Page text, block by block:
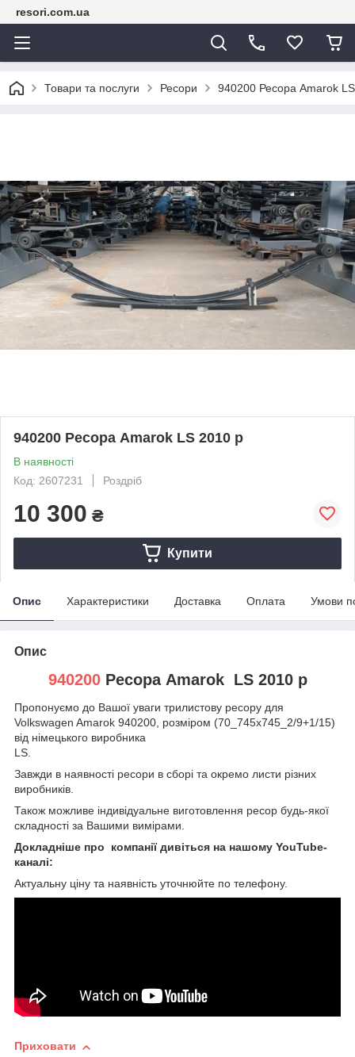
resori.com.ua
Товари та послуги Ресори 940200 Ресора Amarok
940200 Ресора Amarok LS 2010 р
В наявності
Код: 2607231
Роздріб
10 300 ₴
Купити
Опис Характеристики Доставка Оплата Умови
Опис
940200Ресора Amarok LS 2010 р
Пропонуємо до Вашої уваги трилистову ресору для
Volkswagen Amarok 940200, розміром (70_745х745_2/9+1/15)
від німецького виробника
LS.
Завжди в наявності ресори в сборі та окремо листи різних
виробників.
Також можливе індивідуальне виготовлення ресор будь-якої
складності за Вашими вимірами.
Докладніше про компанії дивіться на нашому YouTube-
каналі:
Актуальну ціну та наявність уточнюйте по телефону.
Приховати